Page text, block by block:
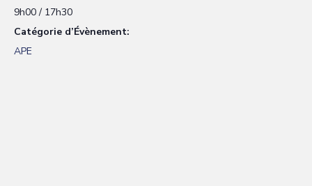
9h00 / 17h30
Catégorie d’Évènement:
APE